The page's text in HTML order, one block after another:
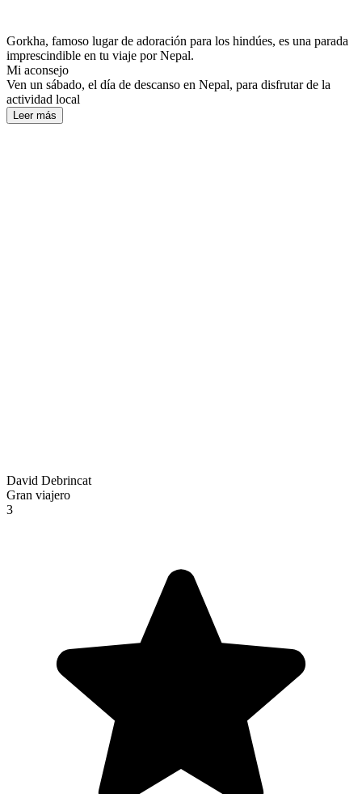
Gorkha, famoso lugar de adoración para los hindúes, es una parada
imprescindible en tu viaje por Nepal.
Mi aconsejo
Ven un sábado, el día de descanso en Nepal, para disfrutar de la
actividad local
Leer más
David Debrincat
Gran viajero
3